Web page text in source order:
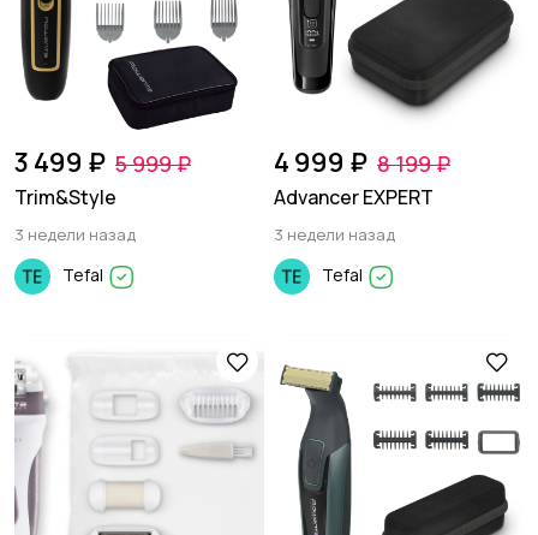
3 499 ₽ 5 999 ₽
Trim&Style
3 недели назад
Tefal
4 999 ₽ 8 199 ₽
Advancer EXPERT
3 недели назад
Tefal